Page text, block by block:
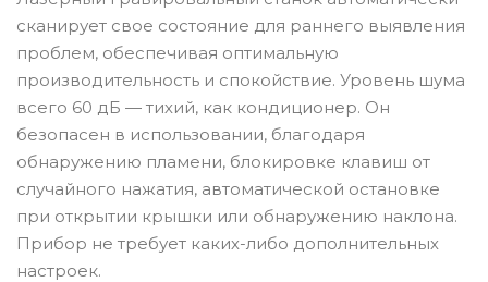
сканирует свое состояние для раннего выявления
проблем, обеспечивая оптимальную
производительность и спокойствие. Уровень шума
всего 60 дБ — тихий, как кондиционер. Он
безопасен в использовании, благодаря
обнаружению пламени, блокировке клавиш от
случайного нажатия, автоматической остановке
при открытии крышки или обнаружению наклона.
Прибор не требует каких-либо дополнительных
настроек.